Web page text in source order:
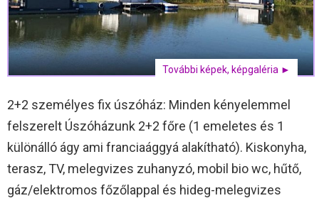
További képek, képgaléria ►
2+2 személyes fix úszóház: Minden kényelemmel
felszerelt Úszóházunk 2+2 főre (1 emeletes és 1
különálló ágy ami franciaággyá alakítható). Kiskonyha,
terasz, TV, melegvizes zuhanyzó, mobil bio wc, hűtő,
gáz/elektromos főzőlappal és hideg-melegvizes